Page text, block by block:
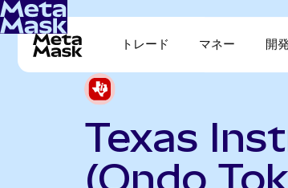
トレード マネー 開
Texas
(Ondo